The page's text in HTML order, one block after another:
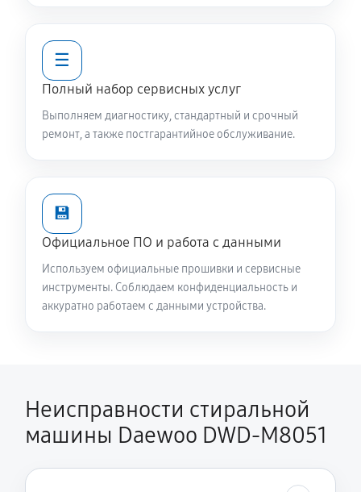
Замена нижнего противовеса
Замена опоры бака стиральной машины Daewoo
DWD-M8051
1820 руб
Ремонт аквастопа стиральной машины Daewoo
DWD-M8051
Замена шторок барабана
☰
Полный набор сервисных услуг
Выполняем диагностику, стандартный и срочный
ремонт, а также постгарантийное обслуживание.
💾
Официальное ПО и работа с данными
Используем официальные прошивки и сервисные
инструменты. Соблюдаем конфиденциальность и
аккуратно работаем с данными устройства.
Неисправности стиральной
машины Daewoo DWD-M8051